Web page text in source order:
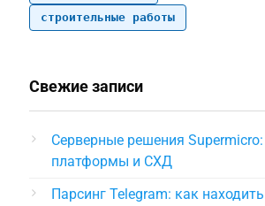
строительные работы
Свежие записи
Серверные решения Supermicro:
платформы и СХД
Парсинг Telegram: как находить